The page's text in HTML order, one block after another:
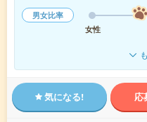
男女比率
女性
気になる! 応